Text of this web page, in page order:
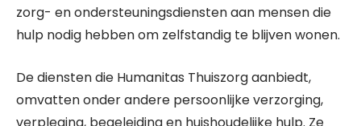
zorg- en ondersteuningsdiensten aan mensen die
hulp nodig hebben om zelfstandig te blijven wonen.
De diensten die Humanitas Thuiszorg aanbiedt,
omvatten onder andere persoonlijke verzorging,